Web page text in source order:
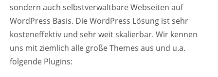
sondern auch selbstverwaltbare Webseiten auf
WordPress Basis. Die WordPress Lösung ist sehr
kosteneffektiv und sehr weit skalierbar. Wir kennen
uns mit ziemlich alle große Themes aus und u.a.
folgende Plugins: